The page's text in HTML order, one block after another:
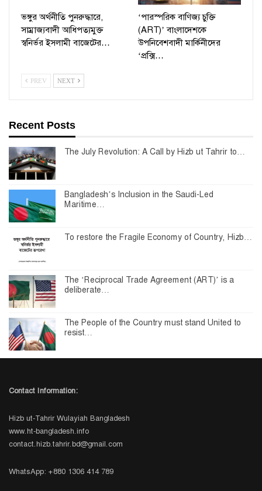
ভঙ্গুর অর্থনীতি পুনরুদ্ধারে,
সাম্রাজ্যবাদী আধিপত্যমুক্ত
স্বনির্ভর ইসলামী বাজেটের…
‘পারস্পরিক বাণিজ্য চুক্তি
(ART)’ বাংলাদেশকে
উপনিবেশবাদী মার্কিনীদের
‘প্রক্সি…
PREV NEXT
Recent Posts
The July Revolution: A Call by Hizb ut Tahrir to…
Bangladesh’s Inclusion in the Saudi-Led
Maritime…
To restore the Fragile Economy of Country, Hizb…
The ‘Reciprocal Trade Agreement (ART)’ is a
deliberate…
The People of the Country must stand United to
resist…
Contact Information:
Hizb ut-Tahrir Wulayiah Bangladesh
www.ht-bangladesh.info
contact.hizb.tahrir.bd@gmail.com
WhatsApp: +880 1306 414 789